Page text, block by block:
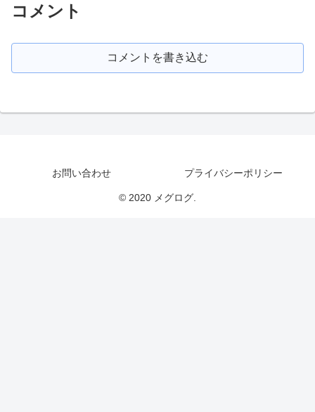
コメント
コメントを書き込む
お問い合わせ プライバシーポリシー
© 2020 メグログ.